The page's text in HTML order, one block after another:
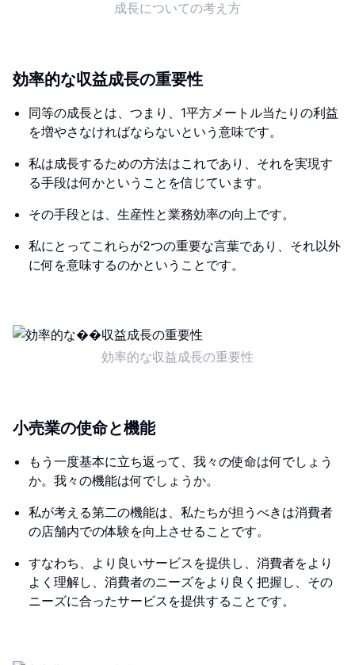
成長についての考え方
効率的な収益成長の重要性
同等の成長とは、つまり、1平方メートル当たりの利益
を増やさなければならないという意味です。
私は成長するための方法はこれであり、それを実現す
る手段は何かということを信じています。
その手段とは、生産性と業務効率の向上です。
私にとってこれらが2つの重要な言葉であり、それ以外
に何を意味するのかということです。
効率的な収益成長の重要性
小売業の使命と機能
もう一度基本に立ち返って、我々の使命は何でしょう
か。我々の機能は何でしょうか。
私が考える第二の機能は、私たちが担うべきは消費者
の店舗内での体験を向上させることです。
すなわち、より良いサービスを提供し、消費者をより
よく理解し、消費者のニーズをより良く把握し、その
ニーズに合ったサービスを提供することです。